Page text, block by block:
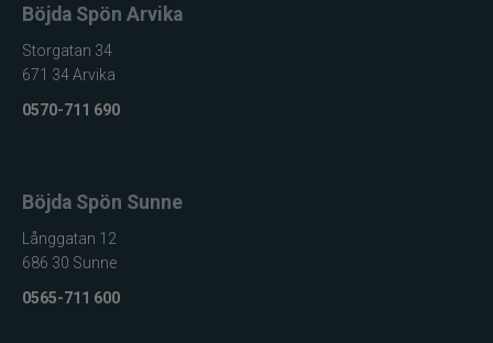
Böjda Spön Arvika
Storgatan 34
671 34 Arvika
0570-711 690
Böjda Spön Sunne
Långgatan 12
686 30 Sunne
0565-711 600